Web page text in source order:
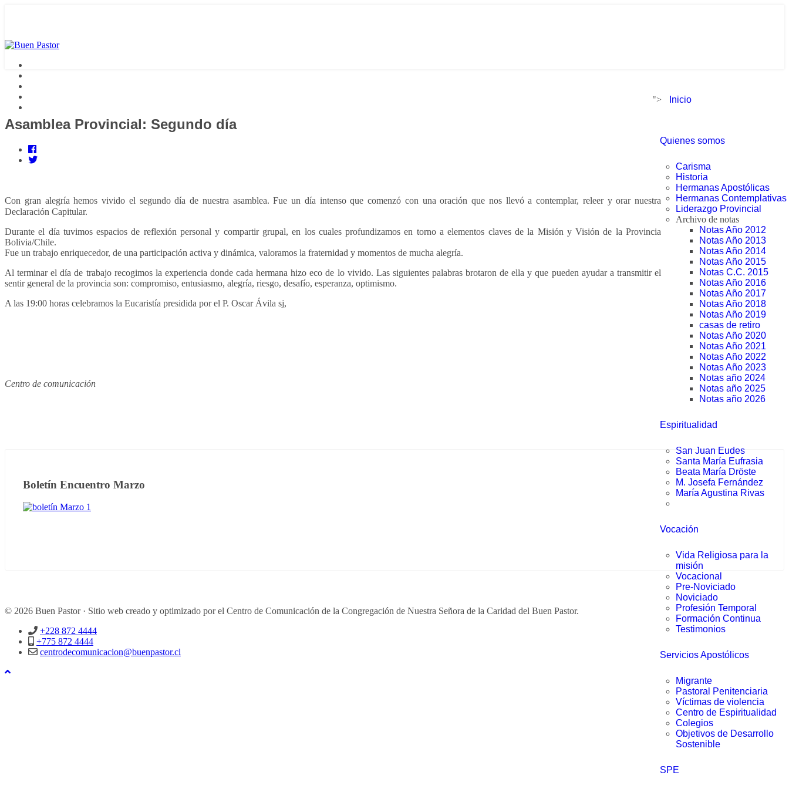
"> Inicio
Quienes somos
Carisma
Historia
Hermanas Apostólicas
Hermanas Contemplativas
Liderazgo Provincial
Archivo de notas
Notas Año 2012
Notas Año 2013
Notas Año 2014
Notas Año 2015
Notas C.C. 2015
Notas Año 2016
Notas Año 2017
Notas Año 2018
Notas Año 2019
casas de retiro
Notas Año 2020
Notas Año 2021
Notas Año 2022
Notas Año 2023
Notas año 2024
Notas año 2025
Notas año 2026
Espiritualidad
San Juan Eudes
Santa María Eufrasia
Beata María Dröste
M. Josefa Fernández
María Agustina Rivas
Vocación
Vida Religiosa para la
misión
Vocacional
Pre-Noviciado
Noviciado
Profesión Temporal
Formación Continua
Testimonios
Servicios Apostólicos
Migrante
Pastoral Penitenciaria
Víctimas de violencia
Centro de Espiritualidad
Colegios
Objetivos de Desarrollo
Sostenible
SPE
Asamblea Provincial: Segundo día
Con gran alegría hemos vivido el segundo día de nuestra asamblea. Fue un día intenso que comenzó con una oración que nos llevó a contemplar, releer y orar nuestra
Declaración Capitular.
Durante el día tuvimos espacios de reflexión personal y compartir grupal, en los cuales profundizamos en torno a elementos claves de la Misión y Visión de la Provincia
Bolivia/Chile.
Fue un trabajo enriquecedor, de una participación activa y dinámica, valoramos la fraternidad y momentos de mucha alegría.
Al terminar el día de trabajo recogimos la experiencia donde cada hermana hizo eco de lo vivido. Las siguientes palabras brotaron de ella y que pueden ayudar a transmitir el
sentir general de la provincia son: compromiso, entusiasmo, alegría, riesgo, desafío, esperanza, optimismo.
A las 19:00 horas celebramos la Eucaristía presidida por el P. Oscar Ávila sj,
Centro de comunicación
Boletín Encuentro Marzo
© 2026 Buen Pastor · Sitio web creado y optimizado por el Centro de Comunicación de la Congregación de Nuestra Señora de la Caridad del Buen Pastor.
+228 872 4444
+775 872 4444
centrodecomunicacion@buenpastor.cl